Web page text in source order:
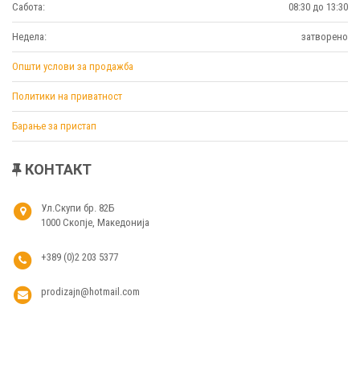
Сабота: 08:30 до 13:30
Недела: затворено
Општи услови за продажба
Политики на приватност
Барање за пристап
КОНТАКТ
Ул.Скупи бр. 82Б
1000 Скопје, Македонија
+389 (0)2 203 5377
prodizajn@hotmail.com